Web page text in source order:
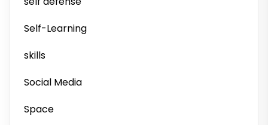
Self-Learning
skills
Social Media
Space